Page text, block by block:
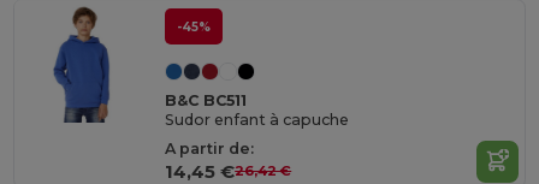
-45%
B&C BC511
Sudor enfant à capuche
A partir de:
14,45 €26,42 €